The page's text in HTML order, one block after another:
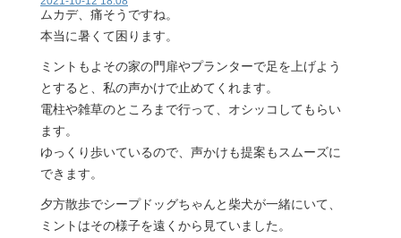
ムカデ、痛そうですね。
本当に暑くて困ります。
ミントもよその家の門扉やプランターで足を上げよう
とすると、私の声かけで止めてくれます。
電柱や雑草のところまで行って、オシッコしてもらい
ます。
ゆっくり歩いているので、声かけも提案もスムーズに
できます。
夕方散歩でシープドッグちゃんと柴犬が一緒にいて、
ミントはその様子を遠くから見ていました。